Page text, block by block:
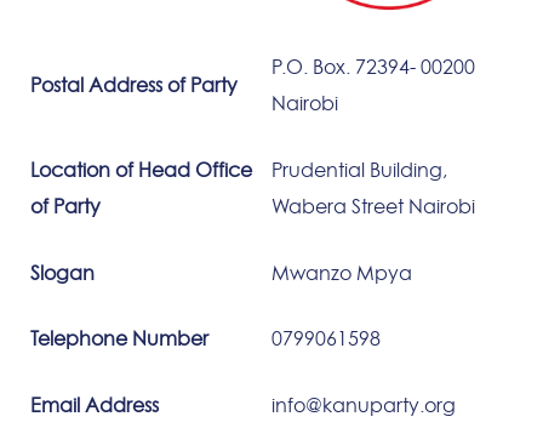
Postal Address of Party
P.O. Box. 72394- 00200
Nairobi
Location of Head Office
of Party
Prudential Building,
Wabera Street Nairobi
Slogan Mwanzo Mpya
Telephone Number 0799061598
Email Address info@kanuparty.org